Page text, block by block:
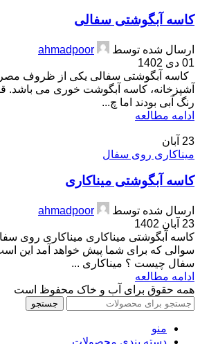
کاسه آبگوشتی سفالی
ارسال شده توسط
ahmadpoor
01 دی 1402
کاسه آبگوشتی سفالی یکی از ظروف
آشپزخانه، کاسه آبگوشت خوری می باشد.
رنگ آبی بودند اما چ...
ادامه مطالعه
23 آبان
میناکاری روی سفال
کاسه آبگوشتی میناکاری
ارسال شده توسط
ahmadpoor
23 آبان 1402
کاسه آبگوشتی میناکاری میناکاری روی
سوالی که برای شما پیش خواهد آمد این
سفال چیست ؟ میناکاری ...
ادامه مطالعه
همه حقوق برای آب و خاک محفوظ است
جستجو
منو